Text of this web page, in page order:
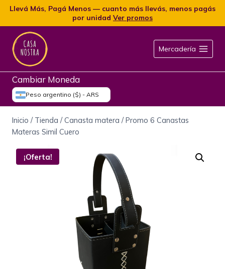
Llevá Más, Pagá Menos — cuanto más llevás, menos pagás
por unidad Ver promos
Mercadería
Cambiar Moneda
Peso argentino ($) - ARS
Inicio / Tienda / Canasta matera / Promo 6 Canastas
Materas Simil Cuero
¡Oferta!